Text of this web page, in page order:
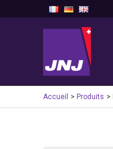
Accueil Produits